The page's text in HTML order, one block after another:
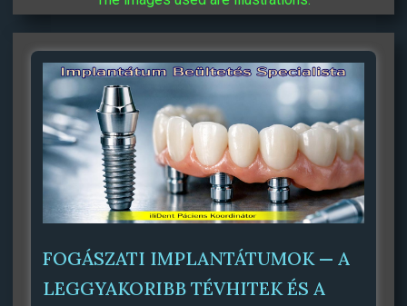
FOGÁSZATI IMPLANTÁTUMOK — A
LEGGYAKORIBB TÉVHITEK ÉS A
Oldal OldalOldal OldalOldalOldal